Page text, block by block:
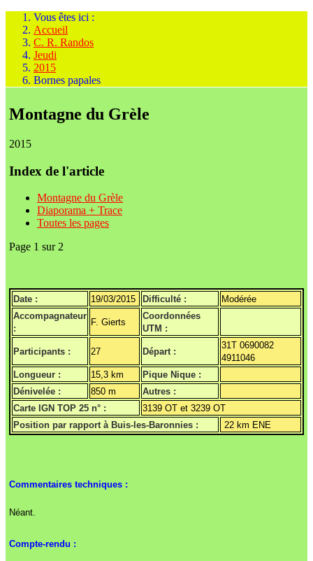
Vous êtes ici :
Accueil
C. R. Randos
Jeudi
2015
Bornes papales
Montagne du Grèle
2015
Index de l'article
Montagne du Grèle
Diaporama + Trace
Toutes les pages
Page 1 sur 2
Date : 19/03/2015 Difficulté :
Modérée
Accompagnateur
:
F. Gierts
Coordonnées
UTM :
Participants : 27 Départ :
31T 0690082
4911046
Longueur :
15,3 km
Pique Nique :
Dénivelée :
850 m
Autres :
Carte IGN TOP 25 n° :
3139 OT et 3239 OT
Position par rapport à Buis-les-Baronnies :
22 km ENE
Commentaires techniques :
Néant.
Compte-rendu :